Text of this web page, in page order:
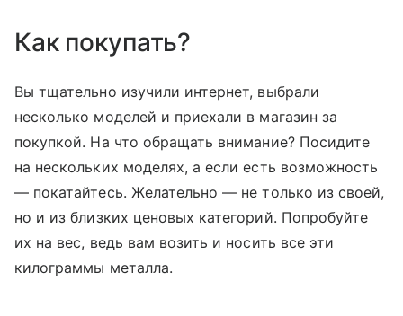
Как покупать?
Вы тщательно изучили интернет, выбрали
несколько моделей и приехали в магазин за
покупкой. На что обращать внимание? Посидите
на нескольких моделях, а если есть возможность
— покатайтесь. Желательно — не только из своей,
но и из близких ценовых категорий. Попробуйте
их на вес, ведь вам возить и носить все эти
килограммы металла.